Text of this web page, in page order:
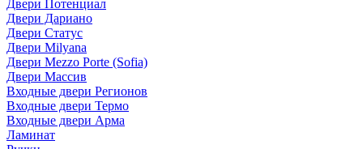
Двери Потенциал
Двери Дариано
Двери Статус
Двери Milyana
Двери Mezzo Porte (Sofia)
Двери Массив
Входные двери Регионов
Входные двери Термо
Входные двери Арма
Ламинат